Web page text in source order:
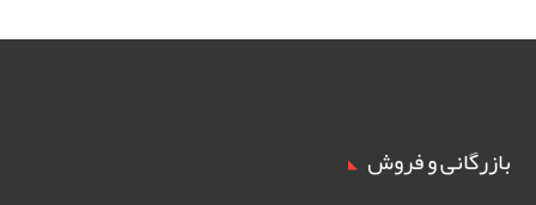
بازرگانی و فروش